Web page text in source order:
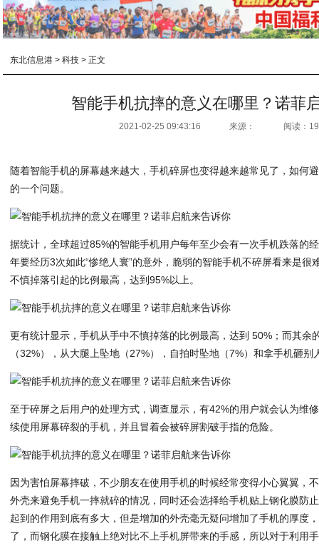
东北信息港 >科技 > 正文
智能手机抗摔的意义在哪里？诺菲
2021-02-25 09:43:16 来源： 阅读：
随着智能手机的屏幕越来越大，手机碎屏也变得越来越常见了，如何
的一个问题。
据统计，全球超过85%的智能手机用户每年至少会有一次手机跌落的
年要经历3次如此“惨绝人寰”的意外，脆弱的智能手机不碎屏看来是很
不慎掉落引起的比例最高，达到95%以上。
更有统计显示，手机从手中不慎掉落的比例最高，达到 50%；而其余
（32%），从大腿上坠地（27%），自拍时坠地（7%）和拿手机砸别
至于碎屏之后用户的处理方式，调查显示，有42%的用户就会认为维
续使用屏幕碎裂的手机，并且冒着会被碎屏割破手指的危险。
因为害怕屏幕摔破，不少朋友在使用手机的时候经常变得小心翼翼，
外壳来避免手机一摔就碎的情况，同时还会选择给手机贴上钢化膜防
起到的作用到底有多大，但是增加的外壳毫无疑问增加了手机的厚度
了，而钢化膜在接触上绝对比不上手机屏带来的手感，所以对于利用